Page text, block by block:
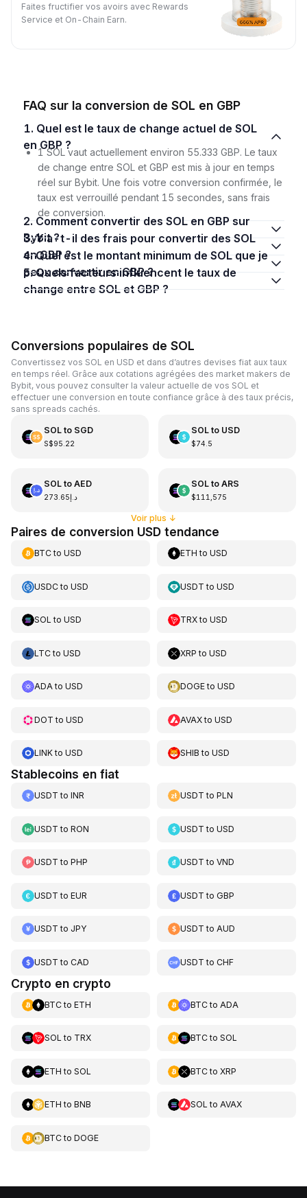
Faites fructifier vos avoirs avec Rewards
Service et On-Chain Earn.
FAQ sur la conversion de SOL en GBP
1. Quel est le taux de change actuel de SOL
en GBP ?
1 SOL vaut actuellement environ 55.333 GBP. Le taux
de change entre SOL et GBP est mis à jour en temps
réel sur Bybit. Une fois votre conversion confirmée, le
taux est verrouillé pendant 15 secondes, sans frais
de conversion.
2. Comment convertir des SOL en GBP sur
Bybit ?
3. Y a-t-il des frais pour convertir des SOL
en GBP ?
4. Quel est le montant minimum de SOL que je
peux convertir en GBP ?
5. Quels facteurs influencent le taux de
change entre SOL et GBP ?
Conversions populaires de SOL
Convertissez vos SOL en USD et dans d’autres devises fiat aux taux
en temps réel. Grâce aux cotations agrégées des market makers de
Bybit, vous pouvez consulter la valeur actuelle de vos SOL et
effectuer une conversion en toute confiance grâce à des taux précis,
sans spreads cachés.
SOLto SGD
S$95.22
SOLto USD
$74.5
SOLto AED
د.إ273.65
SOLto ARS
$111,575
Voir plus ↓
Paires de conversion USD tendance
BTCto USD ETH toUSD
USDCto USD USDT toUSD
SOL to USD TRXtoUSD
LTCto USD XRP toUSD
ADAto USD DOGEtoUSD
DOT to USD AVAXtoUSD
LINKto USD SHIB toUSD
Stablecoins en fiat
USDT to INR USDT toPLN
USDT to RON USDT toUSD
USDT to PHP USDT toVND
USDT to EUR USDT toGBP
USDT to JPY USDT toAUD
USDT to CAD USDT toCHF
Crypto en crypto
BTCto ETH BTCto ADA
SOL to TRX BTCto SOL
ETH to SOL BTCto XRP
ETH to BNB SOL to AVAX
BTCto DOGE